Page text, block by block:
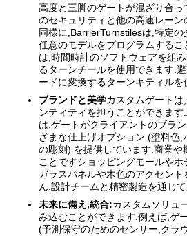
高度と三脚のゲートが混ざり合
のセキュリティと他の高速レーン
同様に,BarrierTurnstilesは,特定
任意のモデルをプログラムする
は,時間時計のソフトウェアを組
るターンチールを使用できます.
ードに変換するターンキティルを
ブランドと美学カスタムゲート
ンティティを担うことができま
は,ゲートがクライアントのブラ
ざまな仕上げオプション (塗料色
の彫刻) を提供しています.商業や
ことですショッピングモールや
ガラスパネルや木色のアクセン
ん.設計チームと精密製造を通じ
未来に備え,統合:カスタムソリュ
み込むことができます.例えば,ゲ
(予測保守のためのセンサー,クラ